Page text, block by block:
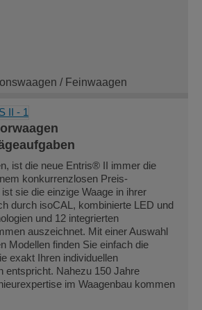
/ Feinwaagen
ist die neue Entris® II immer die
konkurrenzlosen Preis-
ist sie die einzige Waage in ihrer
durch isoCAL, kombinierte LED und
und 12 integrierten
auszeichnet. Mit einer Auswahl
Modellen finden Sie einfach die
exakt Ihren individuellen
entspricht. Nahezu 150 Jahre
im Waagenbau kommen